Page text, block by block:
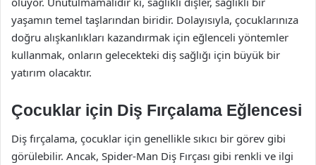
yaşamın temel taşlarından biridir. Dolayısıyla, çocuklarınıza
doğru alışkanlıkları kazandırmak için eğlenceli yöntemler
kullanmak, onların gelecekteki diş sağlığı için büyük bir
yatırım olacaktır.
Çocuklar için Diş Fırçalama Eğlencesi
Diş fırçalama, çocuklar için genellikle sıkıcı bir görev gibi
görülebilir. Ancak, Spider-Man Diş Fırçası gibi renkli ve ilgi